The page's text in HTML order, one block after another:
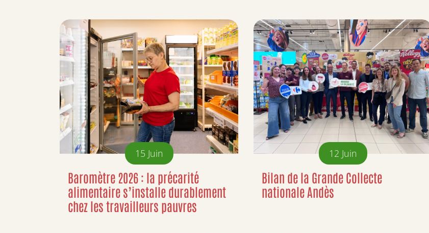
15 Juin
Baromètre 2026 : la précarité
alimentaire s’installe durablement
chez les travailleurs pauvres
12 Juin
Bilan de la Grande Collecte
nationale Andès